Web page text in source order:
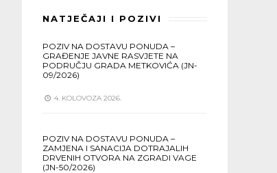
NATJEČAJI I POZIVI
POZIV NA DOSTAVU PONUDA –
GRAĐENJE JAVNE RASVJETE NA
PODRUČJU GRADA METKOVIĆA (JN-
09/2026)
4. KOLOVOZA 2026.
POZIV NA DOSTAVU PONUDA –
ZAMJENA I SANACIJA DOTRAJALIH
DRVENIH OTVORA NA ZGRADI VAGE
(JN-50/2026)